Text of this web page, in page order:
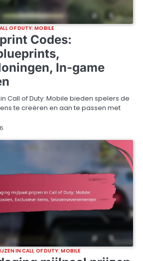
OF DUTY: MOBILE
Codes:
In-game
Call of Duty: Mobile bieden spelers de
te creëren en aan te passen met
IN CALL OF DUTY: MOBILE